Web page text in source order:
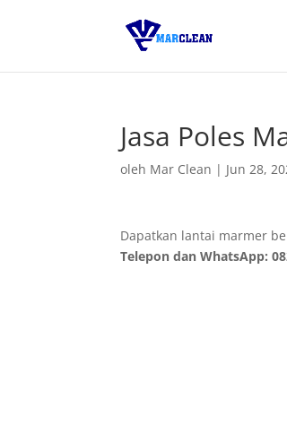
Jasa Poles
oleh Mar Clean | Jun 28,
Dapatkan lantai marmer
Telepon dan WhatsApp: